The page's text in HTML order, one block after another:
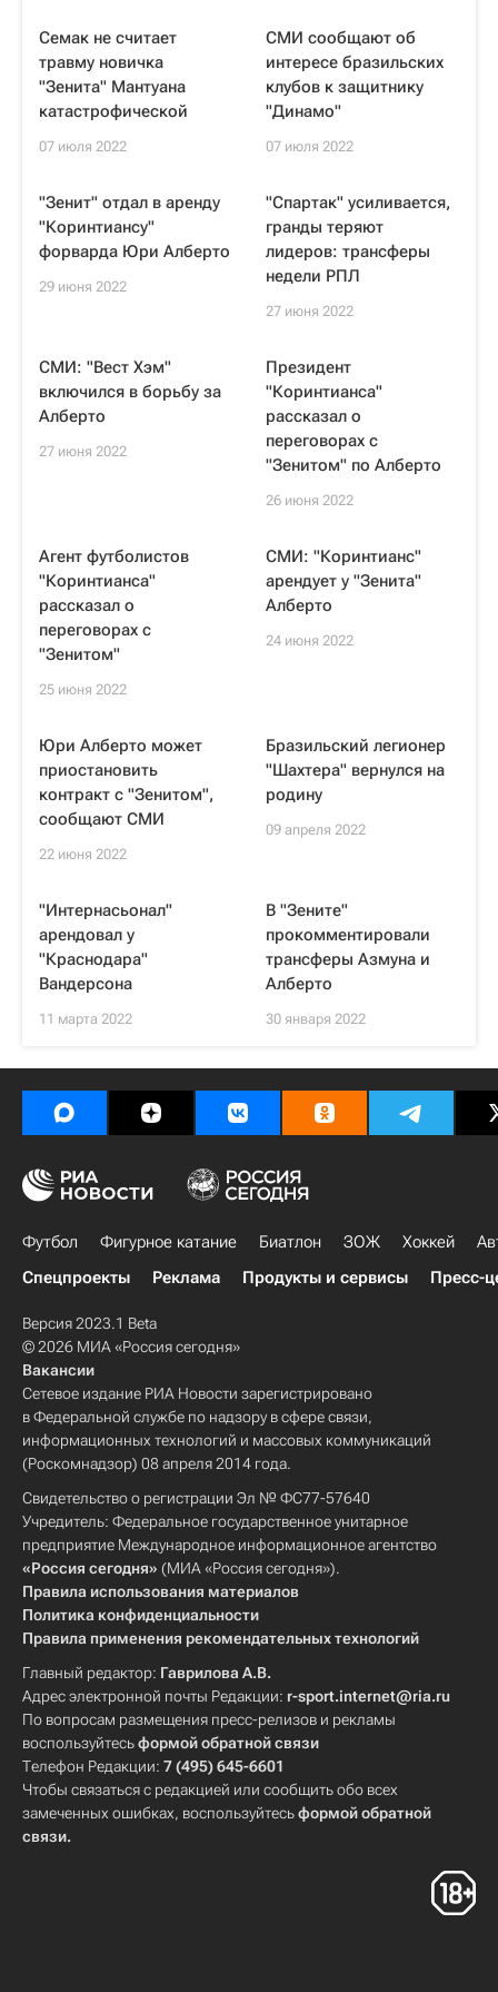
Семак не считает
травму новичка
"Зенита" Мантуана
катастрофической
07 июля 2022
СМИ сообщают об
интересе бразильских
клубов к защитнику
"Динамо"
07 июля 2022
"Зенит" отдал в аренду
"Коринтиансу"
форварда Юри Алберто
29 июня 2022
"Спартак" усиливается,
гранды теряют
лидеров: трансферы
недели РПЛ
27 июня 2022
СМИ: "Вест Хэм"
включился в борьбу за
Алберто
27 июня 2022
Президент
"Коринтианса"
рассказал о
переговорах с
"Зенитом" по Алберто
26 июня 2022
Агент футболистов
"Коринтианса"
рассказал о
переговорах с
"Зенитом"
25 июня 2022
СМИ: "Коринтианс"
арендует у "Зенита"
Алберто
24 июня 2022
Юри Алберто может
приостановить
контракт с "Зенитом",
сообщают СМИ
22 июня 2022
Бразильский легионер
"Шахтера" вернулся на
родину
09 апреля 2022
"Интернасьонал"
арендовал у
"Краснодара"
Вандерсона
11 марта 2022
В "Зените"
прокомментировали
трансферы Азмуна и
Алберто
30 января 2022
Футбол Фигурное катание Биатлон ЗОЖ Хоккей
Спецпроекты
Реклама Продукты и сервисы Пресс-
Версия 2023.1 Beta
© 2026 МИА «Россия сегодня»
Вакансии
Сетевое издание РИА Новости зарегистрировано
в Федеральной службе по надзору в сфере связи,
информационных технологий и массовых коммуникаций
(Роскомнадзор) 08 апреля 2014 года.
Свидетельство о регистрации Эл № ФС77-57640
Учредитель: Федеральное государственное унитарное
предприятие Международное информационное агентство
«Россия сегодня» (МИА «Россия сегодня»).
Правила использования материалов
Политика конфиденциальности
Правила применения рекомендательных технологий
Главный редактор: Гаврилова А.В.
Адрес электронной почты Редакции: r-sport.internet@ria.ru
По вопросам размещения пресс-релизов и рекламы
воспользуйтесьформой обратной связи
Телефон Редакции: 7 (495) 645-6601
Чтобы связаться с редакцией или сообщить обо всех
замеченных ошибках, воспользуйтесьформой обратной
связи.